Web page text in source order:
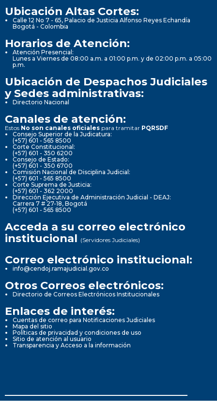
Ubicación Altas Cortes:
Calle 12 No 7 - 65, Palacio de Justicia Alfonso Reyes Echandía
Bogotá - Colombia
Horarios de Atención:
Atención Presencial:
Lunes a Viernes de 08:00 a.m. a 01:00 p.m. y de 02:00 p.m. a 05:00
p.m.
Ubicación de Despachos Judiciales
y Sedes administrativas:
Directorio Nacional
Canales de atención:
Estos No son canales oficiales para tramitar PQRSDF
Consejo Superior de la Judicatura:
(+57) 601 - 565 8500
Corte Constitucional:
(+57) 601 - 350 6200
Consejo de Estado:
(+57) 601 - 350 6700
Comisión Nacional de Disciplina Judicial:
(+57) 601 - 565 8500
Corte Suprema de Justicia:
(+57) 601 - 362 2000
Dirección Ejecutiva de Administración Judicial - DEAJ:
Carrera 7 # 27-18, Bogotá
(+57) 601 - 565 8500
Acceda a su correo electrónico
institucional (Servidores Judiciales)
Correo electrónico institucional:
info@cendoj.ramajudicial.gov.co
Otros Correos electrónicos:
Directorio de Correos Electrónicos Institucionales
Enlaces de interés:
Cuentas de correo para Notificaciones Judiciales
Mapa del sitio
Políticas de privacidad y condiciones de uso
Sitio de atención al usuario
Transparencia y Acceso a la información